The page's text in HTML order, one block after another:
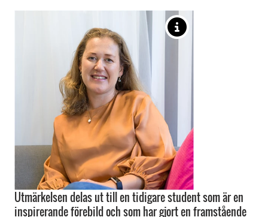
Utmärkelsen delas ut till en tidigare student som är en
inspirerande förebild och som har gjort en framstående